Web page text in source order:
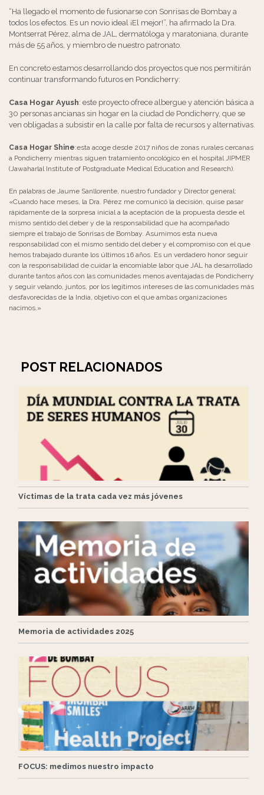
“Ha llegado el momento de fusionarse con Sonrisas de Bombay a
todos los efectos. Es un novio ideal ¡El mejor!”, ha afirmado la Dra.
Montserrat Pérez, alma de JAL, dermatóloga y maratoniana, durante
más de 55 años, y miembro de nuestro patronato.
En concreto estamos desarrollando dos proyectos que nos permitirán
continuar transformando futuros en Pondicherry:
Casa Hogar Ayush: este proyecto ofrece albergue y atención básica a
30 personas ancianas sin hogar en la ciudad de Pondicherry, que se
ven obligadas a subsistir en la calle por falta de recursos y alternativas.
Casa Hogar Shine:esta acoge desde 2017 niños de zonas rurales cercanas
a Pondicherry mientras siguen tratamiento oncológico en el hospital JIPMER
(Jawaharlal Institute of Postgraduate Medical Education and Research).
En palabras de Jaume Sanllorente, nuestro fundador y Director general:
«Cuando hace meses, la Dra. Pérez me comunicó la decisión, quise pasar
rápidamente de la sorpresa inicial a la aceptación de la propuesta desde el
mismo sentido del deber y de la responsabilidad que ha acompañado
siempre el trabajo de Sonrisas de Bombay. Asumimos esta nueva
responsabilidad con el mismo sentido del deber y el compromiso con el que
hemos trabajado durante los últimos 16 años. Es un verdadero honor seguir
con la responsabilidad de cuidar la encomiable labor que JAL ha desarrollado
durante tantos años con las comunidades menos aventajadas de Pondicherry
y seguir velando, juntos, por los legítimos intereses de las comunidades más
desfavorecidas de la India, objetivo con el que ambas organizaciones
nacimos.»
POST RELACIONADOS
Víctimas de la trata cada vez más jóvenes
Memoria de actividades 2025
FOCUS: medimos nuestro impacto